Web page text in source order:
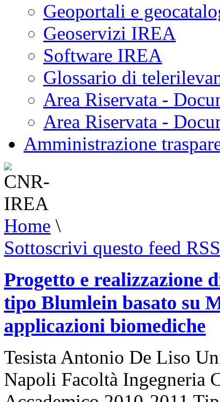
Geoportali e
Geoservizi IREA
Software IREA
Glossario di
Area Riservata -
Area Riservata -
Amministrazione
Home \
Sottoscrivi questo feed RSS
Progetto e realizzazione
tipo Blumlein basato su
applicazioni biomediche
Tesista Antonio De Liso
Napoli Facoltà Ingegneria